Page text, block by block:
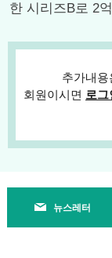
한 시리즈B로 2
추가내
회원이시면 로그
뉴스레터